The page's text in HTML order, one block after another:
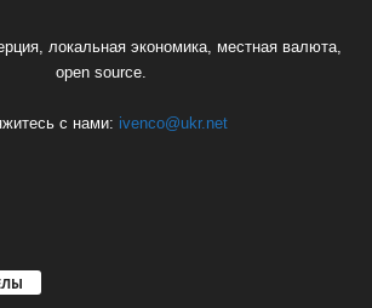
локальная экономика, местная валюта,
open source.
с нами: ivenco@ukr.net